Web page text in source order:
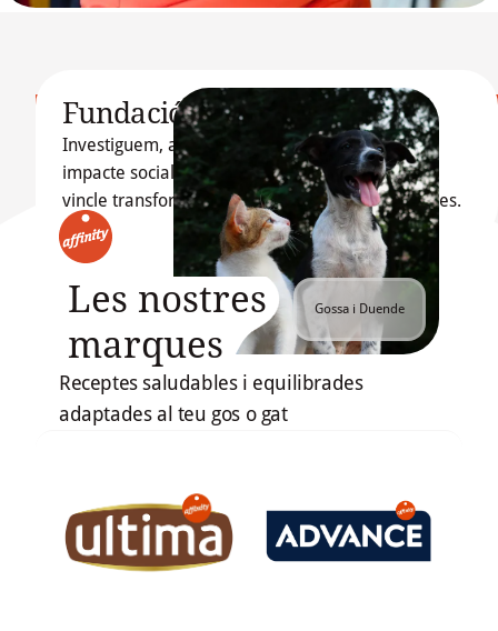
Fundació Affinity
Investiguem, articulem i difonem projectes amb
impacte social que tenen com a protagonista el
vincle transformador entre gossos, gats i persones.
Descobreix més sobre La nostra Fundació
Les nostres
marques
Gossa i Duende
Receptes saludables i equilibrades
adaptades al teu gos o gat